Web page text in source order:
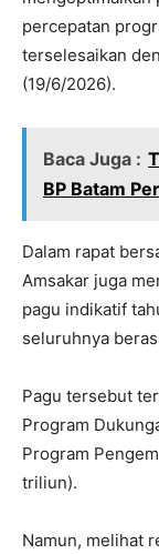
percepatan
terselesaikan
(19/6/2026).
Baca Juga :
BP Batam
Dalam rapat
Amsakar juga
pagu indikatif
seluruhnya
Pagu tersebut
Program
Program
triliun).
Namun, melihat